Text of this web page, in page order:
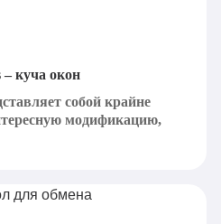
– куча окон
собой крайне
модификацию,